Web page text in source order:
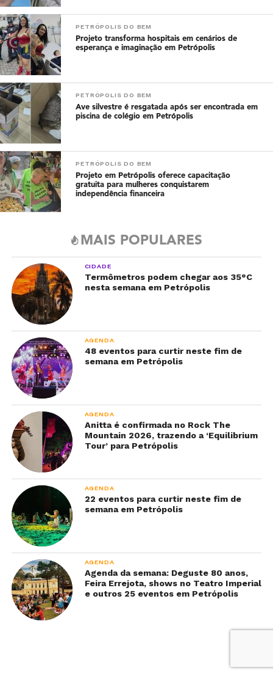
PETRÓPOLIS DO BEM
Projeto transforma hospitais em cenários de
esperança e imaginação em Petrópolis
PETRÓPOLIS DO BEM
Ave silvestre é resgatada após ser encontrada em
piscina de colégio em Petrópolis
PETRÓPOLIS DO BEM
Projeto em Petrópolis oferece capacitação
gratuita para mulheres conquistarem
independência financeira
MAIS POPULARES
CIDADE
Termômetros podem chegar aos 35°C
nesta semana em Petrópolis
AGENDA
48 eventos para curtir neste fim de
semana em Petrópolis
AGENDA
Anitta é confirmada no Rock The
Mountain 2026, trazendo a ‘Equilibrium
Tour’ para Petrópolis
AGENDA
22 eventos para curtir neste fim de
semana em Petrópolis
AGENDA
Agenda da semana: Deguste 80 anos,
Feira Errejota, shows no Teatro Imperial
e outros 25 eventos em Petrópolis